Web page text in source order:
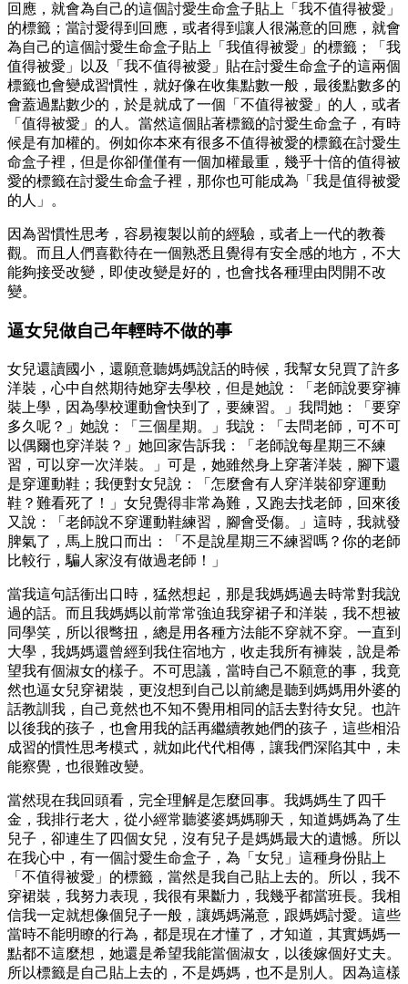
回應，就會為自己的這個討愛生命盒子貼上「我不值得被愛」
的標籤；當討愛得到回應，或者得到讓人很滿意的回應，就會
為自己的這個討愛生命盒子貼上「我值得被愛」的標籤；「我
值得被愛」以及「我不值得被愛」貼在討愛生命盒子的這兩個
標籤也會變成習慣性，就好像在收集點數一般，最後點數多的
會蓋過點數少的，於是就成了一個「不值得被愛」的人，或者
「值得被愛」的人。當然這個貼著標籤的討愛生命盒子，有時
候是有加權的。例如你本來有很多不值得被愛的標籤在討愛生
命盒子裡，但是你卻僅僅有一個加權最重，幾乎十倍的值得被
愛的標籤在討愛生命盒子裡，那你也可能成為「我是值得被愛
的人」。
因為習慣性思考，容易複製以前的經驗，或者上一代的教養
觀。而且人們喜歡待在一個熟悉且覺得有安全感的地方，不大
能夠接受改變，即使改變是好的，也會找各種理由閃開不改
變。
逼女兒做自己年輕時不做的事
女兒還讀國小，還願意聽媽媽說話的時候，我幫女兒買了許多
洋裝，心中自然期待她穿去學校，但是她說：「老師說要穿褲
裝上學，因為學校運動會快到了，要練習。」我問她：「要穿
多久呢？」她說：「三個星期。」我說：「去問老師，可不可
以偶爾也穿洋裝？」她回家告訴我：「老師說每星期三不練
習，可以穿一次洋裝。」可是，她雖然身上穿著洋裝，腳下還
是穿運動鞋；我便對女兒說：「怎麼會有人穿洋裝卻穿運動
鞋？難看死了！」女兒覺得非常為難，又跑去找老師，回來後
又說：「老師說不穿運動鞋練習，腳會受傷。」這時，我就發
脾氣了，馬上脫口而出：「不是說星期三不練習嗎？你的老師
比較行，騙人家沒有做過老師！」
當我這句話衝出口時，猛然想起，那是我媽媽過去時常對我說
過的話。而且我媽媽以前常常強迫我穿裙子和洋裝，我不想被
同學笑，所以很彆扭，總是用各種方法能不穿就不穿。一直到
大學，我媽媽還曾經到我住宿地方，收走我所有褲裝，說是希
望我有個淑女的樣子。不可思議，當時自己不願意的事，我竟
然也逼女兒穿裙裝，更沒想到自己以前總是聽到媽媽用外婆的
話教訓我，自己竟然也不知不覺用相同的話去對待女兒。也許
以後我的孩子，也會用我的話再繼續教她們的孩子，這些相沿
成習的慣性思考模式，就如此代代相傳，讓我們深陷其中，未
能察覺，也很難改變。
當然現在我回頭看，完全理解是怎麼回事。我媽媽生了四千
金，我排行老大，從小經常聽婆婆媽媽聊天，知道媽媽為了生
兒子，卻連生了四個女兒，沒有兒子是媽媽最大的遺憾。所以
在我心中，有一個討愛生命盒子，為「女兒」這種身份貼上
「不值得被愛」的標籤，當然是我自己貼上去的。所以，我不
穿裙裝，我努力表現，我很有果斷力，我幾乎都當班長。我相
信我一定就想像個兒子一般，讓媽媽滿意，跟媽媽討愛。這些
當時不能明瞭的行為，都是現在才懂了，才知道，其實媽媽一
點都不這麼想，她還是希望我能當個淑女，以後嫁個好丈夫。
所以標籤是自己貼上去的，不是媽媽，也不是別人。因為這樣